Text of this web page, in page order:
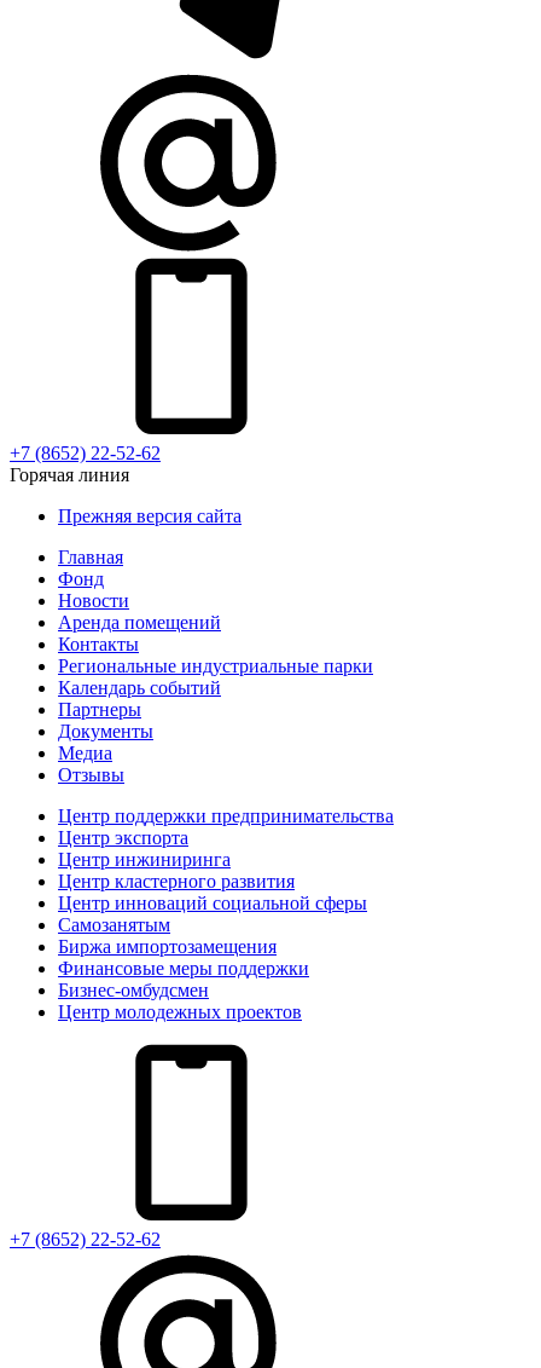
+7 (8652) 22-52-62
Горячая линия
Прежняя версия сайта
Главная
Фонд
Новости
Аренда помещений
Контакты
Региональные индустриальные парки
Календарь событий
Партнеры
Документы
Медиа
Отзывы
Центр поддержки предпринимательства
Центр экспорта
Центр инжиниринга
Центр кластерного развития
Центр инноваций социальной сферы
Cамозанятым
Биржа импортозамещения
Финансовые меры поддержки
Бизнес-омбудсмен
Центр молодежных проектов
+7 (8652) 22-52-62